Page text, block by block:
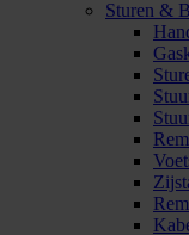
Sturen &